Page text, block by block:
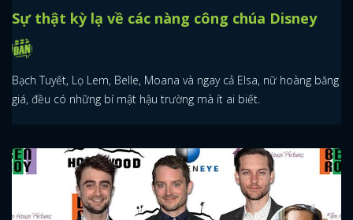
Sự thật kỳ lạ về các nàng công chúa Disney
Bạch Tuyết, Lọ Lem, Belle, Moana và ngay cả Elsa, nữ hoàng băng
giá, đều có những bí mật hậu trường mà ít ai biết.